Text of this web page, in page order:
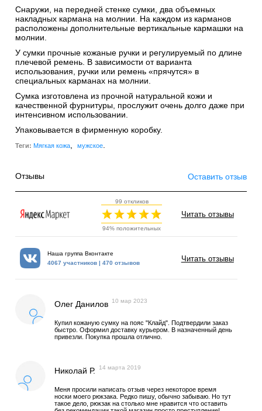
Снаружи, на передней стенке сумки, два объемных
накладных кармана на молнии. На каждом из карманов
расположены дополнительные вертикальные кармашки на
молнии.
У сумки прочные кожаные ручки и регулируемый по длине
плечевой ремень. В зависимости от варианта
использования, ручки или ремень «прячутся» в
специальных карманах на молнии.
Сумка изготовлена из прочной натуральной кожи и
качественной фурнитуры, прослужит очень долго даже при
интенсивном использовании.
Упаковывается в фирменную коробку.
Теги: Мягкая кожа мужское.
Отзывы Оставить отзыв
99 откликов
94% положительных
Читать отзывы
Наша группа Вконтакте
4067 участников | 470 отзывов
Читать отзывы
Олег Данилов 10 мар 2023
Купил кожаную сумку на пояс "Клайд". Подтвердили заказ
быстро. Оформил доставку курьером. В назначенный день
привезли. Покупка прошла отлично.
Николай Р. 14 марта 2019
Меня просили написать отзыв через некоторое время
носки моего рюкзака. Редко пишу, обычно забываю. Но тут
такое дело, рюкзак на столько мне нравится что оставить